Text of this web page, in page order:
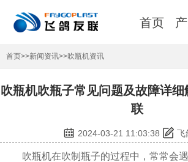
首页
首页>>新闻资讯>>吹瓶机资讯
吹瓶机吹瓶子常见问题及故障详
联
2024-03-21 11:03:38 飞
吹瓶机在吹制瓶子的过程中，常常会